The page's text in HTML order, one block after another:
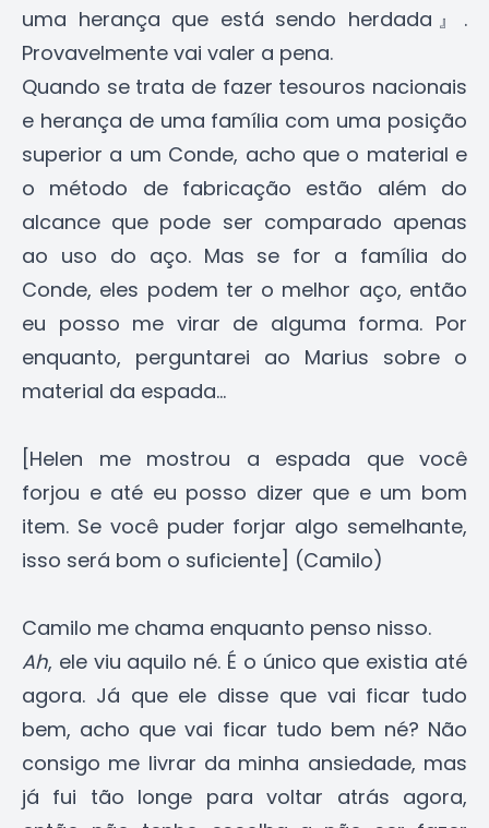
uma herança que está sendo herdada』.
Provavelmente vai valer a pena.
Quando se trata de fazer tesouros nacionais
e herança de uma família com uma posição
superior a um Conde, acho que o material e
o método de fabricação estão além do
alcance que pode ser comparado apenas
ao uso do aço. Mas se for a família do
Conde, eles podem ter o melhor aço, então
eu posso me virar de alguma forma. Por
enquanto, perguntarei ao Marius sobre o
material da espada...
[Helen me mostrou a espada que você
forjou e até eu posso dizer que e um bom
item. Se você puder forjar algo semelhante,
isso será bom o suficiente] (Camilo)
Camilo me chama enquanto penso nisso.
Ah, ele viu aquilo né. É o único que existia até
agora. Já que ele disse que vai ficar tudo
bem, acho que vai ficar tudo bem né? Não
consigo me livrar da minha ansiedade, mas
já fui tão longe para voltar atrás agora,